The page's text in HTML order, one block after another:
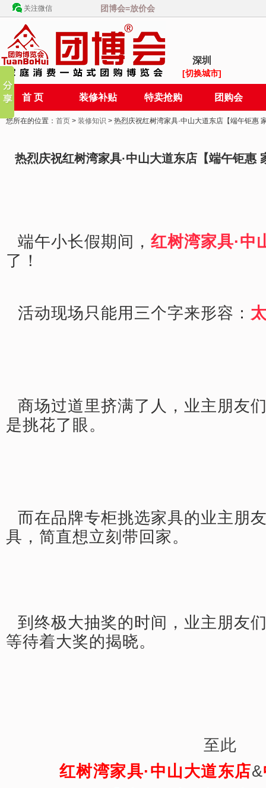
关注微信 团博会=放价会
深圳
[切换城市]
首 页 装修补贴 特卖抢购 团购会
您所在的位置： 首页 > 装修知识 > 热烈庆祝红树湾家具·中山大道东店【端午钜惠
热烈庆祝红树湾家具·中山大道东店【端午钜惠
端午小长假期间， 红树湾家具·中
了！
活动现场只能用三个字来形容：
商场过道里挤满了人，业主朋友
是挑花了眼。
而在品牌专柜挑选家具的业主朋
具，简直想立刻带回家。
到终极大抽奖的时间，业主朋友
等待着大奖的揭晓。
至此
红树湾家具·中山大道东店&